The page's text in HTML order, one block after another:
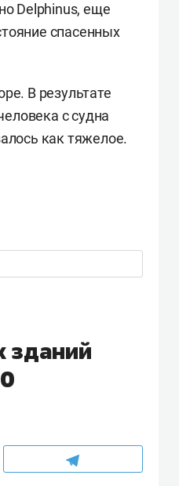
Delphinus, еще
спасенных
В результате
с судна
как тяжелое.
зданий